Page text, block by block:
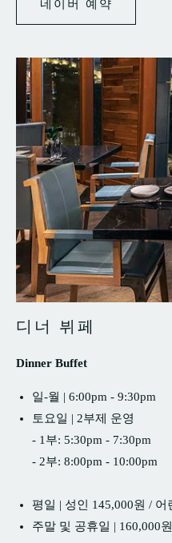
네이버 예약
네
이
약
디너 뷔페
Dinner Buffet
일-월 | 6:00pm - 9:30pm
토요일 | 2부제 운영
- 1부: 5:30pm - 7:30pm
- 2부: 8:00pm - 10:00pm
평일 | 성인 145,000원 / 어
주말 및 공휴일 | 160,000